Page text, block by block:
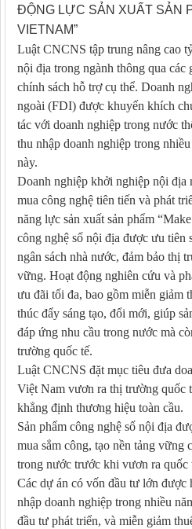
ĐỘNG LỰC SẢN XUẤT SẢN
VIETNAM”
Luật CNCNS tập trung nâng cao
nội địa trong ngành thông qua các
chính sách hỗ trợ cụ thể. Doanh
ngoài (FDI) được khuyến khích
tác với doanh nghiệp trong nước
thu nhập doanh nghiệp trong
này.
Doanh nghiệp khởi nghiệp nội địa
mua công nghệ tiên tiến và phát
năng lực sản xuất sản phẩm
công nghệ số nội địa được ưu tiên
ngân sách nhà nước, đảm bảo thị
vững. Hoạt động nghiên cứu và
ưu đãi tối đa, bao gồm miễn giảm
thúc đẩy sáng tạo, đổi mới, giúp
đáp ứng nhu cầu trong nước mà
trường quốc tế.
Luật CNCNS đặt mục tiêu đưa
Việt Nam vươn ra thị trường quốc
khẳng định thương hiệu toàn cầu.
Sản phẩm công nghệ số nội địa
mua sắm công, tạo nền tảng vững
trong nước trước khi vươn ra quốc
Các dự án có vốn đầu tư lớn được
nhập doanh nghiệp trong nhiều
đầu tư phát triển, và miễn giảm